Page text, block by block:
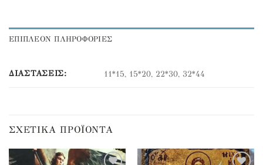
ΕΠΙΠΛΕΟΝ ΠΛΗΡΟΦΟΡΙΕΣ
ΔΙΑΣΤΆΣΕΙΣ: 11*15, 15*20, 22*30, 32*44
ΣΧΕΤΙΚΆ ΠΡΟΪΌΝΤΑ